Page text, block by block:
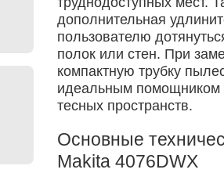
дополнительная
пользователю
полок или стен. При
компактную трубку
идеальным помощником
тесных пространств.
Основные
Makita 4076DWX